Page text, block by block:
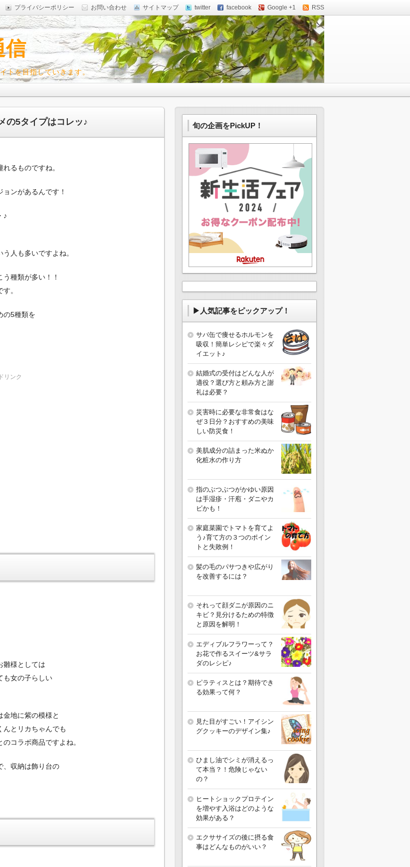
お問い合わせ サイトマップ twitter facebook Google +1 RSS
プライバシーポリシー
信
トを目指していきます。
の5タイプはコレッ♪
るものですね。
ンがあるんです！
♪
人も多いですよね。
種類が多い！！
。
の5種類を
リンク
雛様としては
も女の子らしい
金地に紫の模様と
んとリカちゃんでも
コラボ商品ですよね。
、収納は飾り台の
旬の企画をPickUP！
▶人気記事をピックアップ！
サバ缶で痩せるホルモンを
吸収！簡単レシピで楽々ダ
イエット♪
結婚式の受付はどんな人が
適役？選び方と頼み方と謝
礼は必要？
災害時に必要な非常食はな
ぜ３日分？おすすめの美味
しい防災食！
美肌成分の詰まった米ぬか
化粧水の作り方
指のぶつぶつがかゆい原因
は手湿疹・汗庖・ダニやカ
ビかも！
家庭菜園でトマトを育てよ
う♪育て方の３つのポイン
トと失敗例！
髪の毛のパサつきや広がり
を改善するには？
それって顔ダニが原因のニ
キビ？見分けるための特徴
と原因を解明！
エディブルフラワーって？
お花で作るスイーツ&サラ
ダのレシピ♪
ピラティスとは？期待でき
る効果って何？
見た目がすごい！アイシン
グクッキーのデザイン集♪
ひまし油でシミが消えるっ
て本当？！危険じゃない
の？
ヒートショックプロテイン
を増やす入浴はどのような
効果がある？
エクササイズの後に摂る食
事はどんなものがいい？